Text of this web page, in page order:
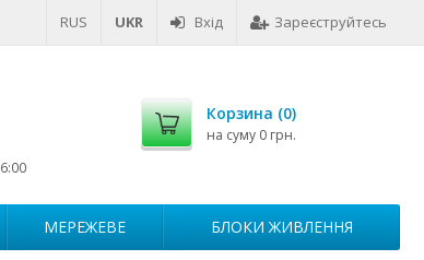
RUS UKR Вхід Зареєструйтесь
Корзина (0)
на суму 0 грн.
МЕРЕЖЕВЕ БЛОКИ ЖИВЛЕННЯ